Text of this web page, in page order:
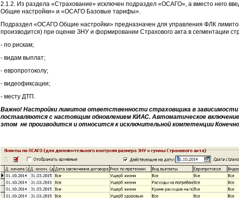
2.1.2. Из раздела «Страхование» исключен подраздел «ОСАГО», а вместо него
Общие настройки» и «ОСАГО Базовые тарифы».
Подраздел «ОСАГО Общие настройки» предназначен для управления ФЛК
производится) при оценке ЗНУ и формировании Страхового акта в сегментации
- по рискам;
- видам выплат;
- европротоколу;
- видеофиксации;
- месту ДТП.
Важно! Настройки лимитов ответственности страховщика в
поставляются с настоящим обновлением КИАС. Автоматическое
этом не производится и относится к исключительной компетенции